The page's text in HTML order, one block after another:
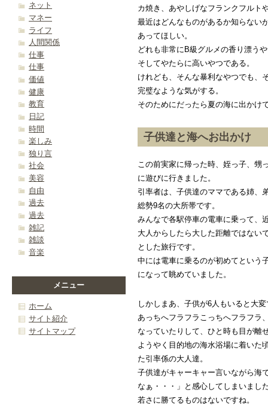
カ焼き、あやしげなフランクフルト
最近はどんなものがあるか知らない
あってほしい。
どれも非常にB級グルメの香り漂う
そしてやたらに高いやつである。
けれども、そんな暴利なやつでも、
完璧なような気がする。
そのためにだったら夏の海に出かけ
子供達と海へお出かけ
この前実家に帰った時、姪っ子、甥
に遊びに行きました。
引率者は、子供達のママである姉、
総勢9名の大所帯です。
みんなで各駅停車の電車に乗って、
大人からしたら大した距離ではない
とした旅行です。
中には電車に乗るのが初めてという
になって眺めていました。
しかしまあ、子供が6人もいると大
あっちへフラフラこっちへフラフラ
なっていたりして、ひと時も目が離
ようやく目的地の海水浴場に着いた
た引率係の大人達。
子供達がキャーキャー言いながら海
なぁ・・・」と感心してしまいまし
若さに勝てるものはないですね。
ネット
マネー
ライフ
人間関係
仕事
仕事
価値
健康
教育
日記
時間
楽しみ
独り言
社会
美容
自由
過去
過去
雑記
雑談
音楽
メニュー
ホーム
サイト紹介
サイトマップ